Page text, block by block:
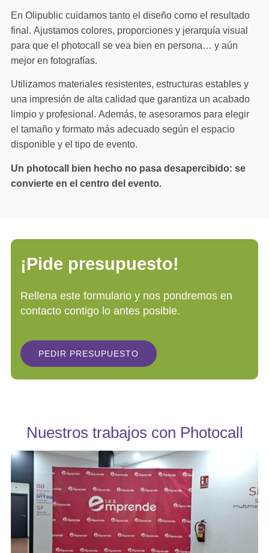
En Olipublic cuidamos tanto el diseño como el resultado
final. Ajustamos colores, proporciones y jerarquía visual
para que el photocall se vea bien en persona… y aún
mejor en fotografías.
Utilizamos materiales resistentes, estructuras estables y
una impresión de alta calidad que garantiza un acabado
limpio y profesional. Además, te asesoramos para elegir
el tamaño y formato más adecuado según el espacio
disponible y el tipo de evento.
Un photocall bien hecho no pasa desapercibido: se
convierte en el centro del evento.
¡Pide presupuesto!
Rellena este formulario y nos pondremos en
contacto contigo lo antes posible.
PEDIR PRESUPUESTO
Nuestros trabajos con Photocall